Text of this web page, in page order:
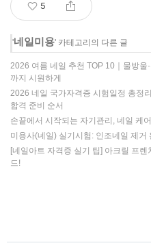
5
'네일미용' 카테고리의 다른 글
2026 여름 네일 추천 TOP 10｜물방울
까지 시원하게
2026 네일 국가자격증 시험일정 총정
합격 준비 순서
손끝에서 시작되는 자기관리, 네일 케
미용사(네일) 실기시험: 인조네일 제거
[네일아트 자격증 실기 팁] 아크릴 프렌
드!